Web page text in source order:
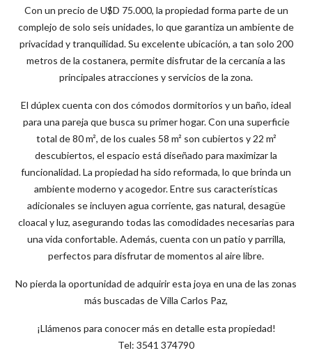
Con un precio de U$D 75.000, la propiedad forma parte de un
complejo de solo seis unidades, lo que garantiza un ambiente de
privacidad y tranquilidad. Su excelente ubicación, a tan solo 200
metros de la costanera, permite disfrutar de la cercanía a las
principales atracciones y servicios de la zona.
El dúplex cuenta con dos cómodos dormitorios y un baño, ideal
para una pareja que busca su primer hogar. Con una superficie
total de 80 m², de los cuales 58 m² son cubiertos y 22 m²
descubiertos, el espacio está diseñado para maximizar la
funcionalidad. La propiedad ha sido reformada, lo que brinda un
ambiente moderno y acogedor. Entre sus características
adicionales se incluyen agua corriente, gas natural, desagüe
cloacal y luz, asegurando todas las comodidades necesarias para
una vida confortable. Además, cuenta con un patio y parrilla,
perfectos para disfrutar de momentos al aire libre.
No pierda la oportunidad de adquirir esta joya en una de las zonas
más buscadas de Villa Carlos Paz,
¡Llámenos para conocer más en detalle esta propiedad!
Tel: 3541 374790